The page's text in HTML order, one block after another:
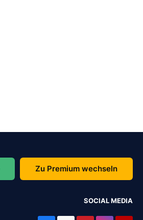
Zu Premium wechseln
SOCIAL MEDIA